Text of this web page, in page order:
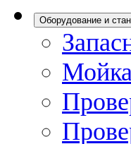
Оборудование и